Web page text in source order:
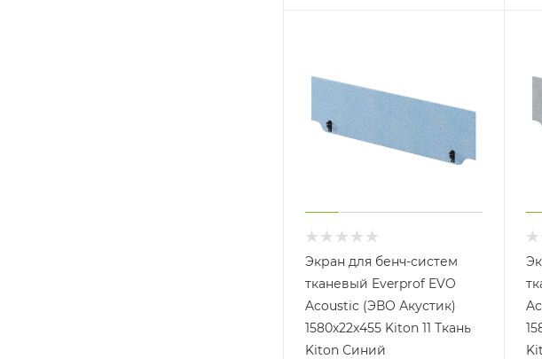
Экран для бенч-систем
тканевый Everprof EVO
Acoustic (ЭВО Акустик)
1580х22x455 Kiton 11 Ткань
Kiton Синий